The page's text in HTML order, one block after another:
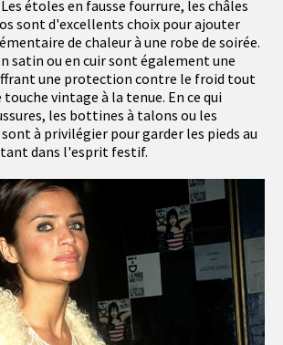
étoles en fausse fourrure, les châles
sont d'excellents choix pour ajouter
de chaleur à une robe de soirée.
satin ou en cuir sont également une
une protection contre le froid tout
vintage à la tenue. En ce qui
les bottines à talons ou les
à privilégier pour garder les pieds au
dans l'esprit festif.